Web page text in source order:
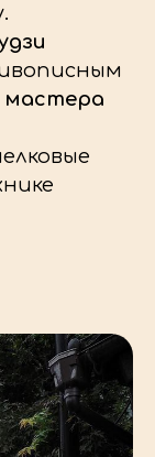
мастера